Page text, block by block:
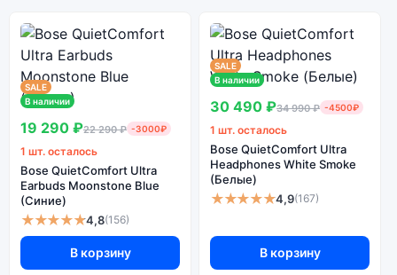
SALE
В наличии
19 290 ₽22 290 ₽ -3000₽
1 шт. осталось
Bose QuietComfort Ultra
Earbuds Moonstone Blue
(Синие)
★★★★★4,8(156)
В корзину
SALE
В наличии
30 490 ₽34 990 ₽ -4500₽
1 шт. осталось
Bose QuietComfort Ultra
Headphones White Smoke
(Белые)
★★★★★4,9(167)
В корзину